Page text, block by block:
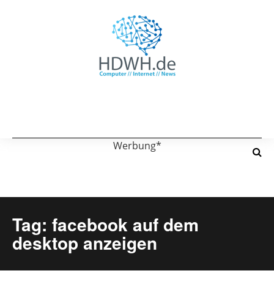
Werbung*
Tag: facebook auf dem
desktop anzeigen